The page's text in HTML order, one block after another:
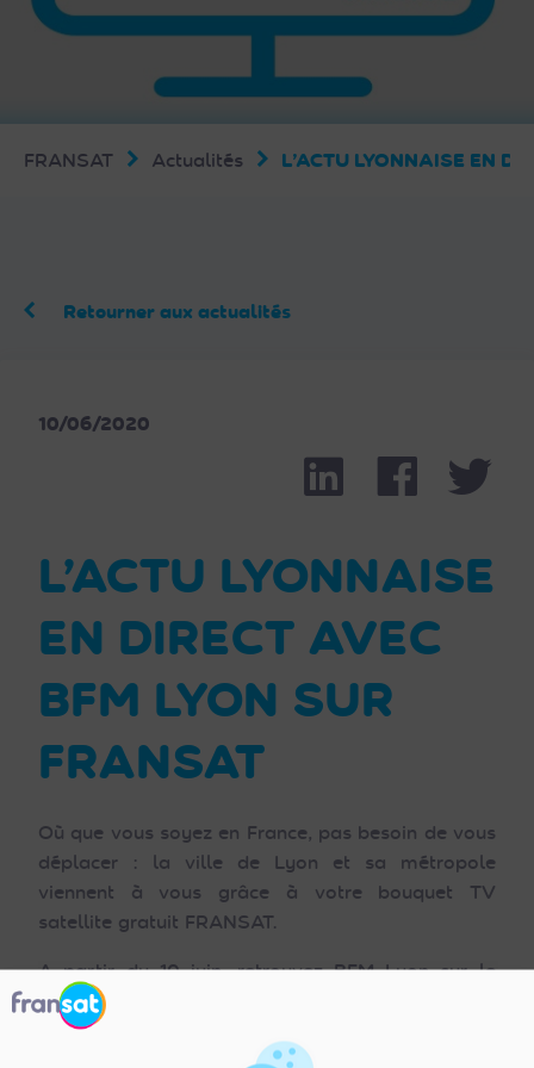
FRANSAT Actualités L’ACTU LYONNAISE EN
Retourner aux actualités
10/06/2020
Linkedin Facebook
L’ACTU LYONNAISE
EN DIRECT AVEC
BFM LYON SUR
FRANSAT
Où que vous soyez en France, pas besoin de vous
déplacer : la ville de Lyon et sa métropole
viennent à vous grâce à votre bouquet TV
satellite gratuit FRANSAT.
A partir du 10 juin, retrouvez BFM Lyon sur le
canal 52.
Que vous soyez originaire de Lyon ou simple